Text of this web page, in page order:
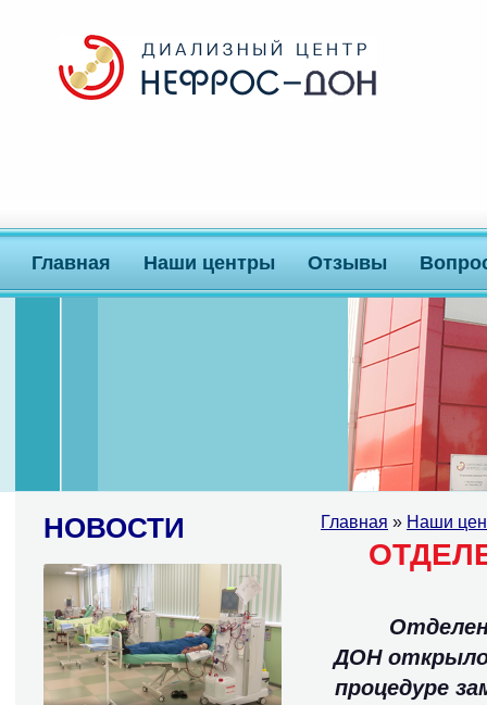
Главная Наши центры Отзывы
Главная » Наши
ДОНоткрыло
процедуре
НОВОСТИ